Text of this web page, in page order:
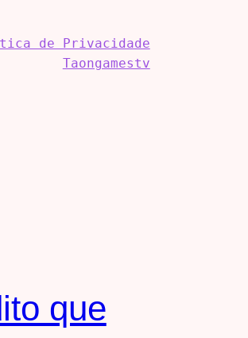
de Privacidade
Taongamestv
que